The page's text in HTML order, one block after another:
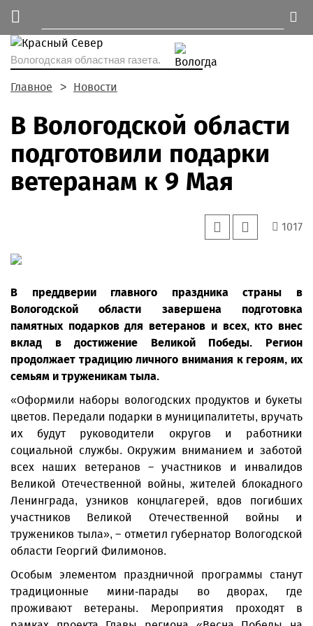
Вологодская областная газета.
Главное Новости
В Вологодской области
подготовили подарки
ветеранам к 9 Мая
1017
В преддверии главного праздника страны в
Вологодской области завершена подготовка
памятных подарков для ветеранов и всех, кто внес
вклад в достижение Великой Победы. Регион
продолжает традицию личного внимания к героям, их
семьям и труженикам тыла.
«Оформили наборы вологодских продуктов и букеты
цветов. Передали подарки в муниципалитеты, вручать
их будут руководители округов и работники
социальной службы. Окружим вниманием и заботой
всех наших ветеранов – участников и инвалидов
Великой Отечественной войны, жителей блокадного
Ленинграда, узников концлагерей, вдов погибших
участников Великой Отечественной войны и
тружеников тыла», – отметил губернатор Вологодской
области Георгий Филимонов.
Особым элементом праздничной программы станут
традиционные мини-парады во дворах, где
проживают ветераны. Мероприятия проходят в